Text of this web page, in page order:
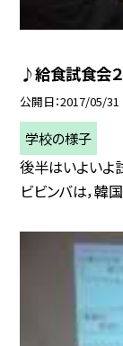
♪給食試食会２
公開日 2017/05/31
学校の様子
後半はいよいよ
ビビンバは，韓